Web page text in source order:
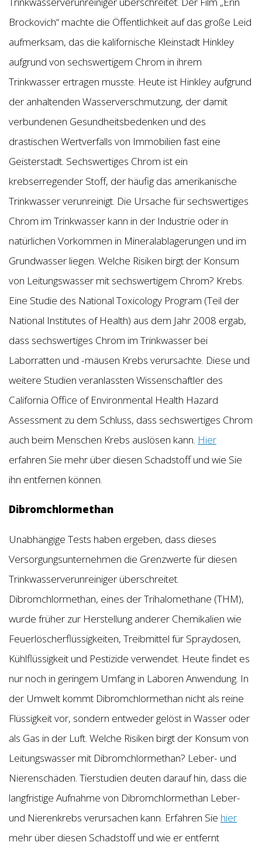
Brockovich“ machte die Öffentlichkeit auf das große Leid
aufmerksam, das die kalifornische Kleinstadt Hinkley
aufgrund von sechswertigem Chrom in ihrem
Trinkwasser ertragen musste. Heute ist Hinkley aufgrund
der anhaltenden Wasserverschmutzung, der damit
verbundenen Gesundheitsbedenken und des
drastischen Wertverfalls von Immobilien fast eine
Geisterstadt. Sechswertiges Chrom ist ein
krebserregender Stoff, der häufig das amerikanische
Trinkwasser verunreinigt. Die Ursache für sechswertiges
Chrom im Trinkwasser kann in der Industrie oder in
natürlichen Vorkommen in Mineralablagerungen und im
Grundwasser liegen. Welche Risiken birgt der Konsum
von Leitungswasser mit sechswertigem Chrom? Krebs.
Eine Studie des National Toxicology Program (Teil der
National Institutes of Health) aus dem Jahr 2008 ergab,
dass sechswertiges Chrom im Trinkwasser bei
Laborratten und -mäusen Krebs verursachte. Diese und
weitere Studien veranlassten Wissenschaftler des
California Office of Environmental Health Hazard
Assessment zu dem Schluss, dass sechswertiges Chrom
auch beim Menschen Krebs auslösen kann. Hier
erfahren Sie mehr über diesen Schadstoff und wie Sie
ihn entfernen können.
Dibromchlormethan
Unabhängige Tests haben ergeben, dass dieses
Versorgungsunternehmen die Grenzwerte für diesen
Trinkwasserverunreiniger überschreitet.
Dibromchlormethan, eines der Trihalomethane (THM),
wurde früher zur Herstellung anderer Chemikalien wie
Feuerlöscherflüssigkeiten, Treibmittel für Spraydosen,
Kühlflüssigkeit und Pestizide verwendet. Heute findet es
nur noch in geringem Umfang in Laboren Anwendung. In
der Umwelt kommt Dibromchlormethan nicht als reine
Flüssigkeit vor, sondern entweder gelöst in Wasser oder
als Gas in der Luft. Welche Risiken birgt der Konsum von
Leitungswasser mit Dibromchlormethan? Leber- und
Nierenschäden. Tierstudien deuten darauf hin, dass die
langfristige Aufnahme von Dibromchlormethan Leber-
und Nierenkrebs verursachen kann. Erfahren Sie hier
mehr über diesen Schadstoff und wie er entfernt